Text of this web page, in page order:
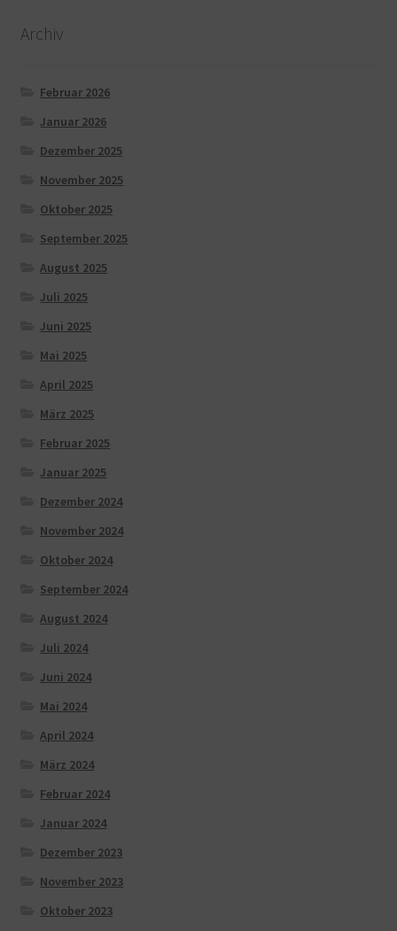
Archiv
Februar 2026
Januar 2026
Dezember 2025
November 2025
Oktober 2025
September 2025
August 2025
Juli 2025
Juni 2025
Mai 2025
April 2025
März 2025
Februar 2025
Januar 2025
Dezember 2024
November 2024
Oktober 2024
September 2024
August 2024
Juli 2024
Juni 2024
Mai 2024
April 2024
März 2024
Februar 2024
Januar 2024
Dezember 2023
November 2023
Oktober 2023